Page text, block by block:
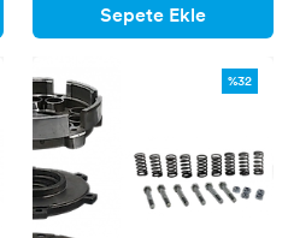
Sepete Ekle
%32